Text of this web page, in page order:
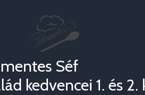
Séf
kedvencei 1. és